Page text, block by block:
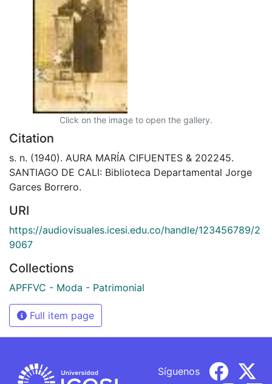
Click on the image to open the gallery.
Citation
s. n. (1940). AURA MARÍA CIFUENTES & 202245.
SANTIAGO DE CALI: Biblioteca Departamental Jorge
Garces Borrero.
URI
https://audiovisuales.icesi.edu.co/handle/123456789/2
9067
Collections
APFFVC - Moda - Patrimonial
Full item page
Síguenos